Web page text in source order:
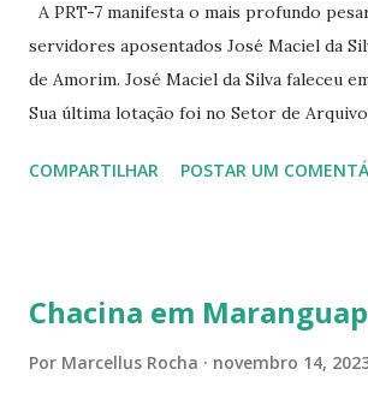
A PRT-7 manifesta o mais profundo
servidores aposentados José Maciel da
de Amorim. José Maciel da Silva faleceu
Sua última lotação foi no Setor de
Siqueira Amorim faleceu em 28 de
enquanto atuaram nesta instituição.
COMPARTILHAR POSTAR UM
Chacina em
Por Marcellus Rocha novembro 14,